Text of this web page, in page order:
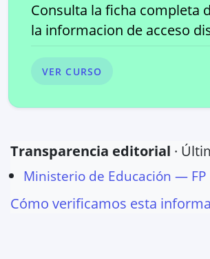
Consulta la ficha completa
la informacion de acceso
VER CURSO
Transparencia editorial ·
Ministerio de Educación — FP
Cómo verificamos esta